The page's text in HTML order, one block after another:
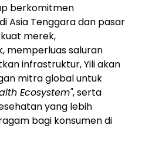
berkomitmen
Asia Tenggara dan pasar
merek,
memperluas saluran
infrastruktur, Yili akan
mitra global untuk
Ecosystem", serta
yang lebih
bagi konsumen di